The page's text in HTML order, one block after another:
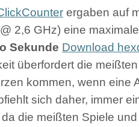
ergaben auf
2,6 GHz) eine
Sekunde Download
überfordert die
kommen, wenn eine
sich daher, immer
die meißten Spiele